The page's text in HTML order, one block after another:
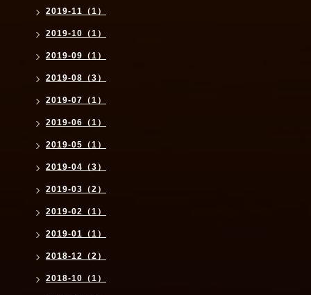
2019-11（1）
2019-10（1）
2019-09（1）
2019-08（3）
2019-07（1）
2019-06（1）
2019-05（1）
2019-04（3）
2019-03（2）
2019-02（1）
2019-01（1）
2018-12（2）
2018-10（1）